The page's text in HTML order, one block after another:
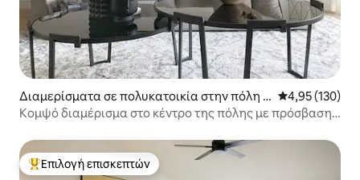
Διαμερίσματα σε πολυκατοικία στην πόλη Π
αλμ Σπρινγκς
Μέση
4,95 (130)
Κομψό διαμέρισμα στο κέντρο της πόλης με πρόσβαση
Κορυφαία επιλογή επισκεπτών
Επιλογή επισκεπτών